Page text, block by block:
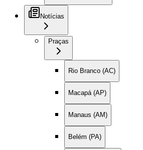
Notícias
Praças
Rio Branco (AC)
Macapá (AP)
Manaus (AM)
Belém (PA)